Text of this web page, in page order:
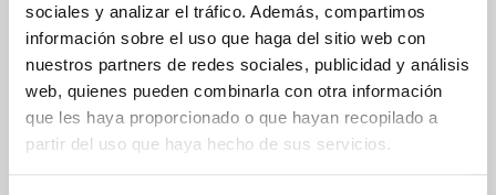
sociales y analizar el tráfico. Además, compartimos
información sobre el uso que haga del sitio web con
nuestros partners de redes sociales, publicidad y análisis
web, quienes pueden combinarla con otra información
que les haya proporcionado o que hayan recopilado a
partir del uso que haya hecho de sus servicios.
ESPAÑA
Península
Islas Baleares
Islas Canarias
UNIÓN EUROPEA